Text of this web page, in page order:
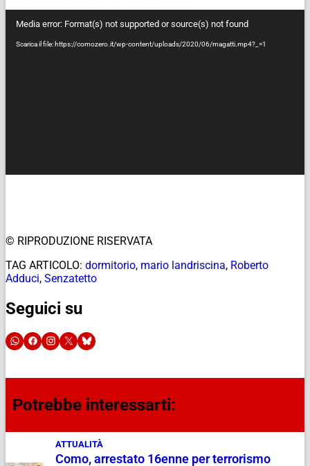
Player
Media error: Format(s) not supported or source(s) not found
Scarica il file: https://comozero.it/wp-content/uploads/2020/06/magatti.mp4?_=1
© RIPRODUZIONE RISERVATA
TAG ARTICOLO: dormitorio, mario landriscina, Roberto
Adduci, Senzatetto
Seguici su
Potrebbe interessarti:
ATTUALITÀ
Como, arrestato 16enne per terrorismo